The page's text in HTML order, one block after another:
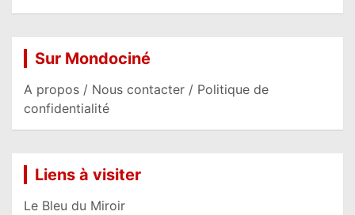
Sur Mondociné
A propos / Nous contacter / Politique de
confidentialité
Liens à visiter
Le Bleu du Miroir